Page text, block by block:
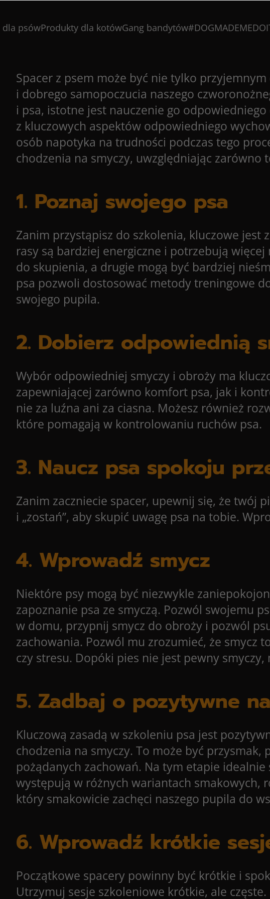
dla psówProdukty dla kotówGang bandytów
Spacer z psem może być nie tylko
i dobrego samopoczucia naszego
i psa, istotne jest nauczenie go
z kluczowych aspektów odpowiedniego
osób napotyka na trudności podczas tego
chodzenia na smyczy, uwzględniając
1. Poznaj swojego psa
Zanim przystąpisz do szkolenia, kluczowe
rasy są bardziej energiczne i potrzebują
do skupienia, a drugie mogą być bardziej
psa pozwoli dostosować metody treningowe
swojego pupila.
2. Dobierz odpowiednią
Wybór odpowiedniej smyczy i obroży ma
zapewniającej zarówno komfort psa, jak i
nie za luźna ani za ciasna. Możesz również
które pomagają w kontrolowaniu ruchów psa.
3. Naucz psa spokoju
Zanim zaczniecie spacer, upewnij się, że twój
i „zostań”, aby skupić uwagę psa na tobie.
4. Wprowadź smycz
Niektóre psy mogą być niezwykle
zapoznanie psa ze smyczą. Pozwól swojemu
w domu, przypnij smycz do obroży i pozwól
zachowania. Pozwól mu zrozumieć, że smycz
czy stresu. Dopóki pies nie jest pewny
5. Zadbaj o pozytywne
Kluczową zasadą w szkoleniu psa jest
chodzenia na smyczy. To może być przysmak,
pożądanych zachowań. Na tym etapie
występują w różnych wariantach smakowych,
który smakowicie zachęci naszego pupila do
6. Wprowadź krótkie
Początkowe spacery powinny być krótkie i
Utrzymuj sesje szkoleniowe krótkie, ale